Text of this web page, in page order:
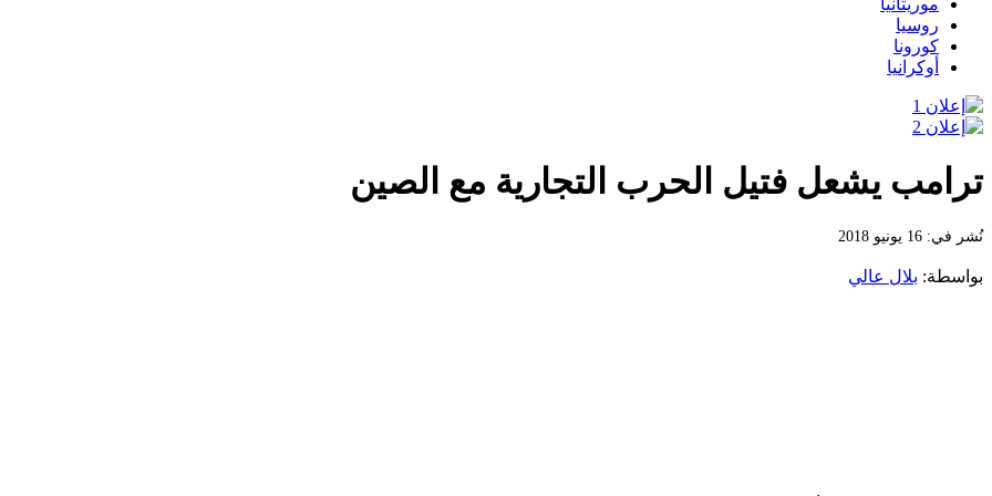
روسيا
كورونا
أوكرانيا
ترامب يشعل فتيل الحرب التجارية مع الصين
نُشر في: 16 يونيو 2018
بواسطة: بلال عالي